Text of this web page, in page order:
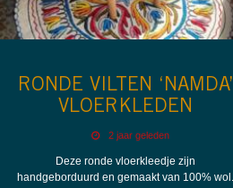
RONDE VILTEN ‘NAMDA’
VLOERKLEDEN
2 jaar geleden
Deze ronde vloerkleedje zijn
handgeborduurd en gemaakt van 100% wol.